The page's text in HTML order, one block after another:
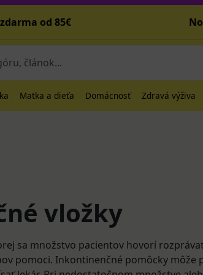
od 85€
Matka a dieťa Domácnosť Zdravá výživa
vložky
sa množstvo pacientov hovorí
pomoci. Inkontinenčné pomôcky môže